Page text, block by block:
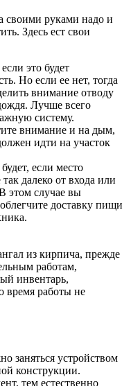
своими руками надо и
Здесь ест свои
это будет
Но если ее нет, тогда
внимание отводу
Лучше всего
систему.
внимание и на дым,
идти на участок
если место
далеко от входа или
этом случае вы
доставку пищи
из кирпича, прежде
работам,
инвентарь,
время работы не
заняться устройством
конструкции.
тем естественно